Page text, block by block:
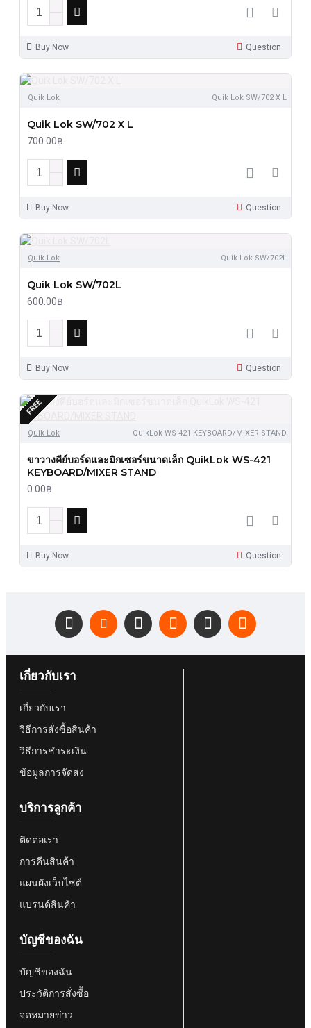
Buy Now Question
Quik Lok Quik Lok SW/702 X L
Quik Lok SW/702 X L
700.00฿
Buy Now Question
Quik Lok Quik Lok SW/702L
Quik Lok SW/702L
600.00฿
Buy Now Question
FREE
Quik Lok QuikLok WS-421 KEYBOARD/MIXER STAND
ขาวางคีย์บอร์ดและมิกเซอร์ขนาดเล็ก QuikLok WS-421
KEYBOARD/MIXER STAND
0.00฿
Buy Now Question
เกี่ยวกับเรา
เกี่ยวกับเรา
วิธีการสั่งซื้อสินค้า
วิธีการชำระเงิน
ข้อมูลการจัดส่ง
บริการลูกค้า
ติดต่อเรา
การคืนสินค้า
แผนผังเว็บไซต์
แบรนด์สินค้า
บัญชีของฉัน
บัญชีของฉัน
ประวัติการสั่งซื้อ
จดหมายข่าว